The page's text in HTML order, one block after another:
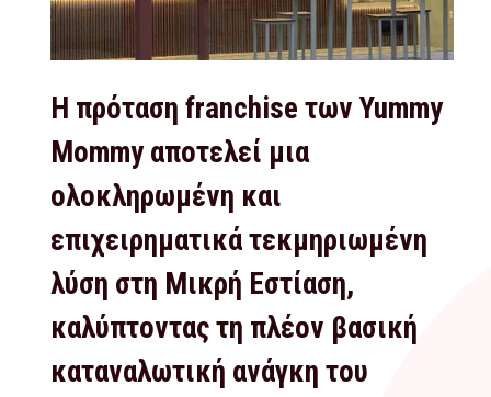
Η πρόταση franchise των Yummy
Mommy αποτελεί μια
ολοκληρωμένη και
επιχειρηματικά τεκμηριωμένη
λύση στη Μικρή Εστίαση,
καλύπτοντας τη πλέον βασική
καταναλωτική ανάγκη του